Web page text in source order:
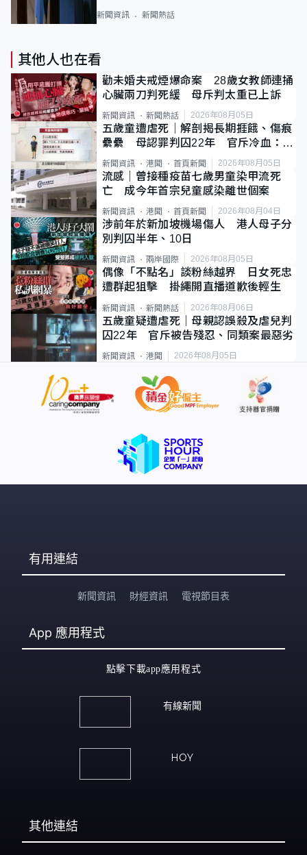
新聞資訊 新聞熱話
其他人也在看
勸未婚夫戒煙爆命案 28歲女教師連捅
心臟兩刀判死緩 母斥判太重已上訴
新聞資訊 新聞熱話 2026年08月05日
五歲童遭虐死｜解剖揭長期捱餓、傷痕
纍纍 母認罪判囚22年 官斥冷血：同
類案最惡劣
新聞資訊 港聞 首頁新聞 2026年08月05日
流感｜曾接種疫苗七歲男童染甲流死
亡 成今年首宗兒童感染離世個案
新聞資訊 港聞 首頁新聞 2026年08月04日
涉前年於新加坡機場傷人 港人母子分
別判囚半年、10日
新聞資訊 兩岸國際 2026年08月05日
偶像「不點名」談粉絲越界 日女死忠
遭群起狙擊 掛繩開直播道歉後輕生
新聞資訊 新聞熱話 2026年08月06日
五歲童疑遭虐死｜母親認誤殺及虐兒判
囚22年 官斥被告殘忍、同類案最惡劣
新聞資訊 港聞 2026年08月05日
有用連結
新聞資訊 財經資訊 電視節目表
App 應用程式
點擊下載app應用程式
有線新聞
HOY
其他連結